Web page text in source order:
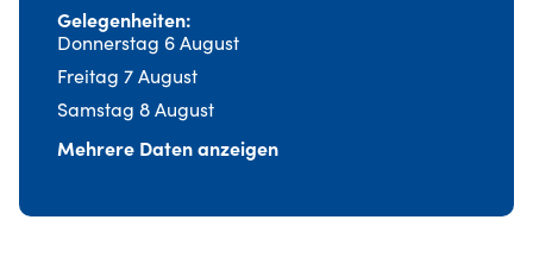
Gelegenheiten
Donnerstag 6 August
Freitag 7 August
Samstag 8 August
Mehrere Daten anzeigen